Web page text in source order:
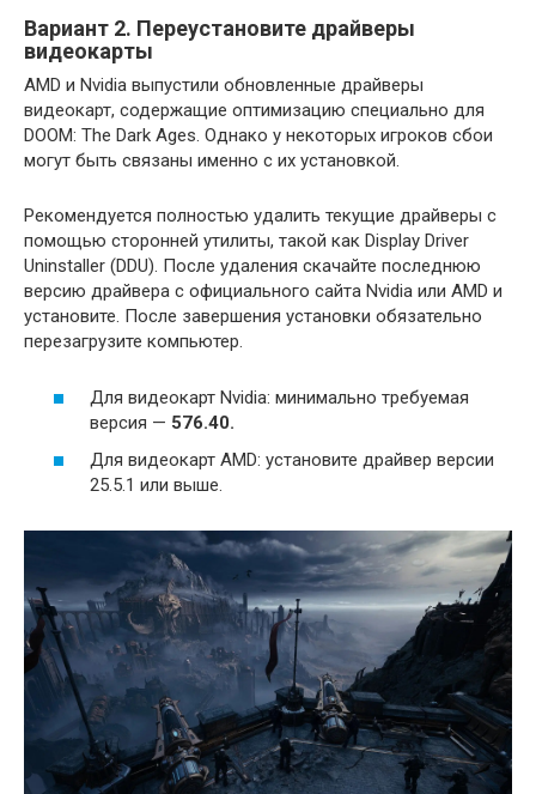
Вариант 2. Переустановите драйверы
видеокарты
AMD и Nvidia выпустили обновленные драйверы
видеокарт, содержащие оптимизацию специально для
DOOM: The Dark Ages. Однако у некоторых игроков сбои
могут быть связаны именно с их установкой.
Рекомендуется полностью удалить текущие драйверы с
помощью сторонней утилиты, такой как Display Driver
Uninstaller (DDU). После удаления скачайте последнюю
версию драйвера с официального сайта Nvidia или AMD и
установите. После завершения установки обязательно
перезагрузите компьютер.
Для видеокарт Nvidia: минимально требуемая
версия — 576.40.
Для видеокарт AMD: установите драйвер версии
25.5.1 или выше.